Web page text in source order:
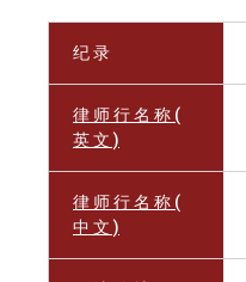
纪 录
律 师 行 名 称 (
英 文 )
律 师 行 名 称 (
中 文 )